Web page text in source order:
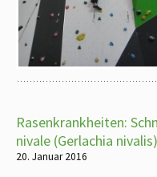
Rasenkrankheiten:
nivale (Gerlachia nivalis)
20. Januar 2016